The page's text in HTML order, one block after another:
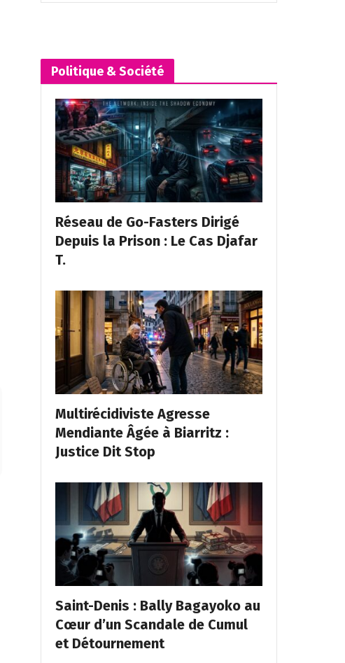
Politique & Société
Réseau de Go-Fasters Dirigé
Depuis la Prison : Le Cas Djafar
T.
Multirécidiviste Agresse
Mendiante Âgée à Biarritz :
Justice Dit Stop
Saint-Denis : Bally Bagayoko au
Cœur d’un Scandale de Cumul
et Détournement